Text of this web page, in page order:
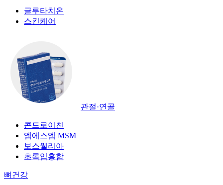
글루타치온
스킨케어
관절·연골
콘드로이친
엠에스엠 MSM
보스웰리아
초록입홍합
뼈건강